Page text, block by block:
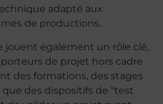
adapté aux
de productions.
jouent également un rôle clé,
de projet hors cadre
des formations, des stages
que des dispositifs de “test